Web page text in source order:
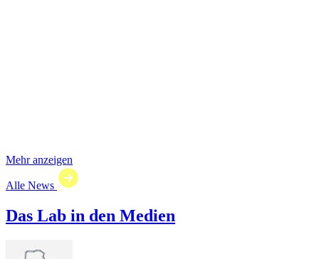
Mehr anzeigen
Alle News
Das Lab in den Medien